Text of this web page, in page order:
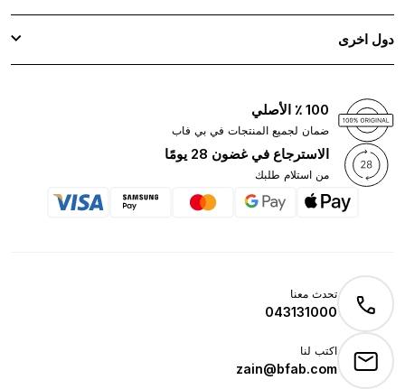
دول اخرى
100 ٪ الأصلي
ضمان لجميع المنتجات في بي فاب
الاسترجاع في غضون 28 يومًا
من استلام طلبك
تحدث معنا
043131000
اكتب لنا
zain@bfab.com